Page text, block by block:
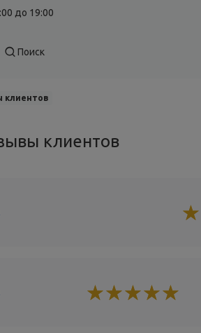
до 19:00
Поиск
клиентов
клиентов
☆
★
☆☆☆☆☆
★★★★★